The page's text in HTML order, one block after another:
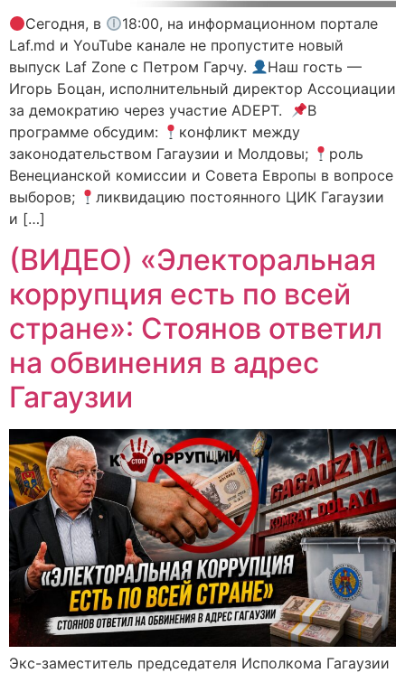
Сегодня, в
18:00, на информационном портале
Laf.md и YouTube канале не пропустите новый
выпуск Laf Zone с Петром Гарчу.
Наш гость —
Игорь Боцан, исполнительный директор Ассоциации
за демократию через участие ADEPT.
В
программе обсудим:
конфликт между
законодательством Гагаузии и Молдовы;
роль
Венецианской комиссии и Совета Европы в вопросе
выборов;
ликвидацию постоянного ЦИК Гагаузии
и […]
(ВИДЕО) «Электоральная
коррупция есть по всей
стране»: Стоянов ответил
на обвинения в адрес
Гагаузии
Экс-заместитель председателя Исполкома Гагаузии